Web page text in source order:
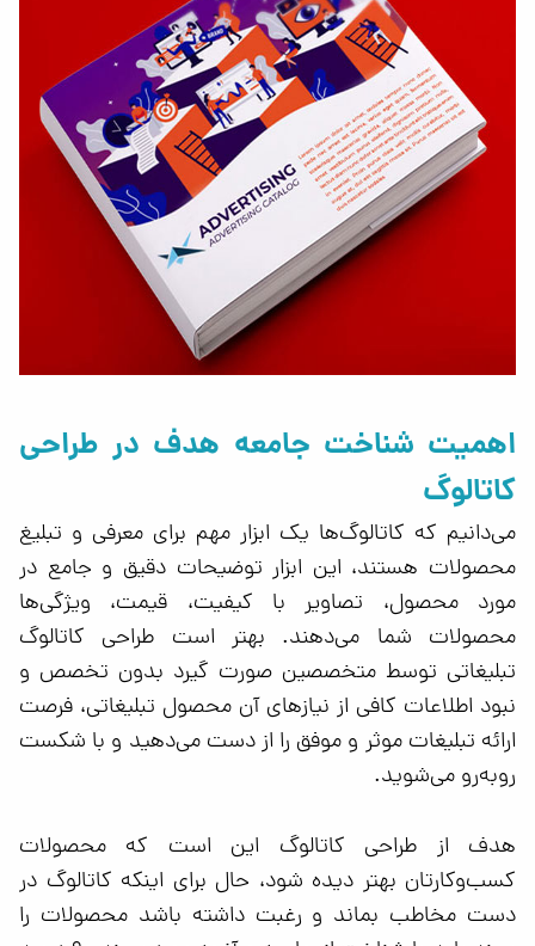
اهمیت شناخت جامعه هدف در طراحی
کاتالوگ
می‌دانیم که کاتالوگ‌ها یک ابزار مهم برای معرفی و تبلیغ
محصولات هستند، این ابزار توضیحات دقیق و جامع در
مورد محصول، تصاویر با کیفیت، قیمت، ویژگی‌ها
محصولات شما می‌دهند. بهتر است‌ طراحی‌ کاتالوگ
تبلیغاتی توسط متخصصین صورت گیرد بدون تخصص و
نبود اطلاعات کافی از نیازهای آن محصول تبلیغاتی، فرصت
ارائه تبلیغات موثر و موفق را از دست می‌دهید و با شکست
روبه‌رو می‌شوید.
هدف از طراحی کاتالوگ این است که محصولات
کسب‌وکار‌تان بهتر دیده شود، حال برای اینکه کاتالوگ در
دست مخاطب بماند و رغبت داشته باشد محصولات را